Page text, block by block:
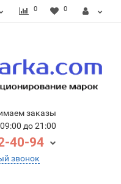
0 0
заказы
до 21:00
40-94
звонок